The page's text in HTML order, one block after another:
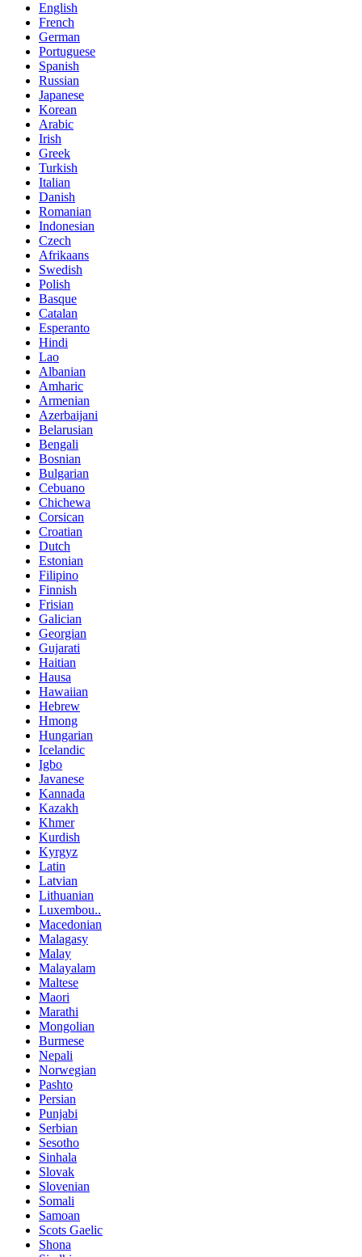
English
French
German
Portuguese
Spanish
Russian
Japanese
Korean
Arabic
Irish
Greek
Turkish
Italian
Danish
Romanian
Indonesian
Czech
Afrikaans
Swedish
Polish
Basque
Catalan
Esperanto
Hindi
Lao
Albanian
Amharic
Armenian
Azerbaijani
Belarusian
Bengali
Bosnian
Bulgarian
Cebuano
Chichewa
Corsican
Croatian
Dutch
Estonian
Filipino
Finnish
Frisian
Galician
Georgian
Gujarati
Haitian
Hausa
Hawaiian
Hebrew
Hmong
Hungarian
Icelandic
Igbo
Javanese
Kannada
Kazakh
Khmer
Kurdish
Kyrgyz
Latin
Latvian
Lithuanian
Luxembou..
Macedonian
Malagasy
Malay
Malayalam
Maltese
Maori
Marathi
Mongolian
Burmese
Nepali
Norwegian
Pashto
Persian
Punjabi
Serbian
Sesotho
Sinhala
Slovak
Slovenian
Somali
Samoan
Scots Gaelic
Shona